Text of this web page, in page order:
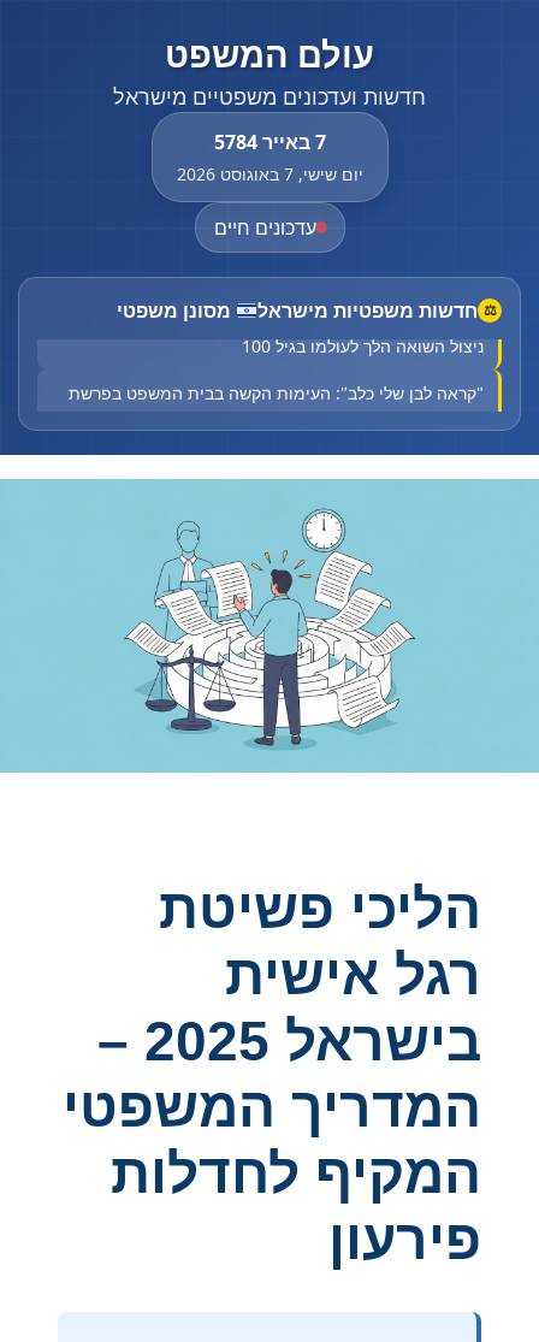
7 באייר 5784
יום שישי, 7 באוגוסט 2026
עולם המשפט
חדשות ועדכונים משפטיים מישראל
עדכונים חיים
⚖ חדשות משפטיות מישראל מסונן משפטי
85 שנה אחרי שיהודים נשרפו חיים בבית הכנסת: ההיסטוריון
ניצול השואה הלך לעולמו בגיל 100
"קראה לבן שלי כלב": העימות הקשה בבית המשפט בפרשת
בניהו רזי
"נקנה על ידי יהודים"? הסערה שמטלטלת את הימין החדש
בבריטניה
Court halts Knesset Finance C'ttee transfers
85 שנה אחרי שיהודים נשרפו חיים בבית הכנסת: ההיסטוריון
ניצול השואה הלך לעולמו בגיל 100
"קראה לבן שלי כלב": העימות הקשה בבית המשפט בפרשת
"נקנה על ידי יהודים"? הסערה שמטלטלת את הימין החדש
בבריטניה
הליכי פשיטת
רגל אישית
בישראל 2025 –
המדריך המשפטי
המקיף לחדלות
פירעון